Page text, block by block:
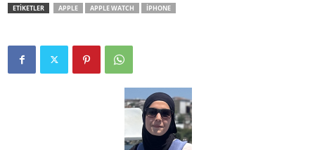
ETİKETLER APPLE APPLE WATCH IPHONE